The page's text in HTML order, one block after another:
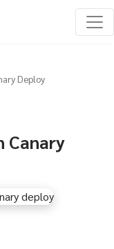
Deploy
Canary